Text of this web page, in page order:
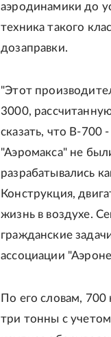
аэродинамики до
техника такого
дозаправки.
"Этот
3000,
сказать, что В-700
"Аэромакса" не
разрабатывались
Конструкция,
жизнь в воздухе.
гражданские
ассоциации
По его словам, 700
три тонны с